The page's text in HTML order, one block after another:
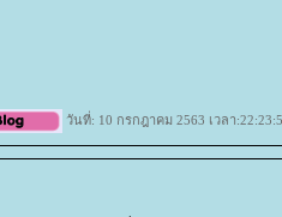
วันที่: 10 กรกฎาคม 2563 เวลา